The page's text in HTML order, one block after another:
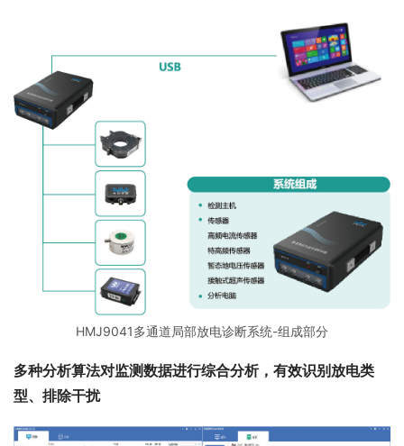
HMJ9041多通道局部放电诊断系统-组成部分
多种分析算法对监测数据进行综合分析，有效识别放电类
型、排除干扰